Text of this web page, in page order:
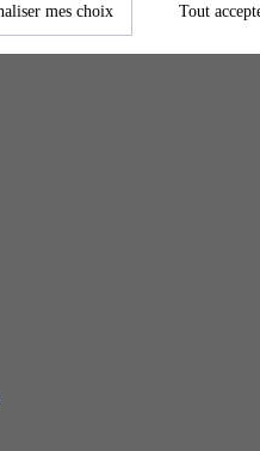
mes choix Tout